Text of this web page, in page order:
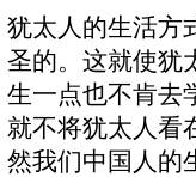
犹太人的生活方
圣的。这就使犹
生一点也不肯去
就不将犹太人看
然我们中国人的